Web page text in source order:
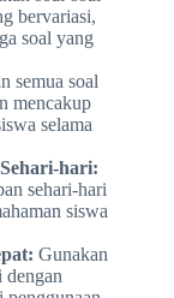
bervariasi,
soal yang
semua soal
mencakup
selama
hari:
sehari-hari
siswa
Gunakan
dengan